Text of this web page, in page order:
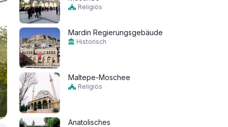
Religiös
Mardin Regierungsgebäude
Historisch
Maltepe-Moschee
Religiös
Anatolisches